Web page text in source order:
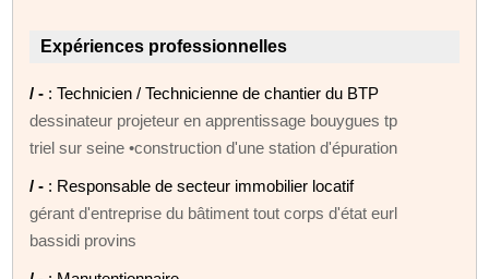
Expériences professionnelles
/ - : Technicien / Technicienne de chantier du BTP
dessinateur projeteur en apprentissage bouygues tp
triel sur seine •construction d'une station d'épuration
/ - : Responsable de secteur immobilier locatif
gérant d'entreprise du bâtiment tout corps d'état eurl
bassidi provins